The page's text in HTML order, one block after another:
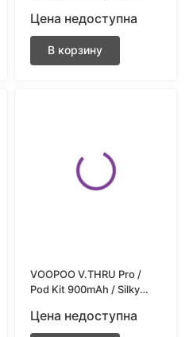
Цена недоступна
В корзину
VOOPOO V.THRU Pro /
Pod Kit 900mAh / Silky
Цена недоступна